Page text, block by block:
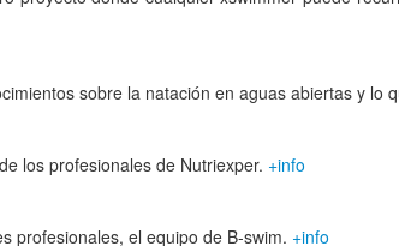
sobre la natación en aguas abiertas y lo
los profesionales de Nutriexper. +info
profesionales, el equipo de B-swim. +info